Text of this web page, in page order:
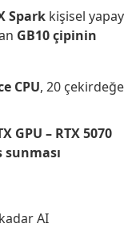
Spark kişisel yapay
GB10 çipinin
CPU, 20 çekirdeğe
GPU – RTX 5070
AI